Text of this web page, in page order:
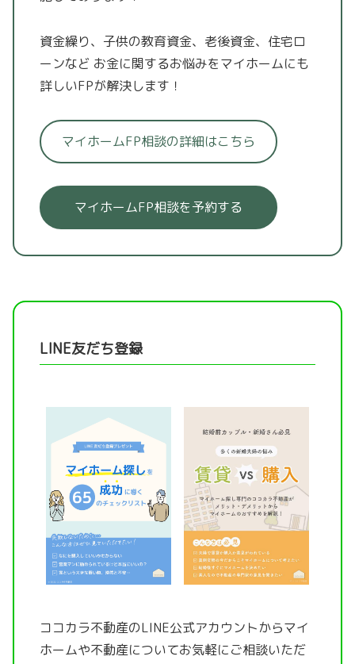
資金繰り、子供の教育資金、老後資金、住宅ロ
ーンなど お金に関するお悩みをマイホームにも
詳しいFPが解決します！
マイホームFP相談の詳細はこちら
マイホームFP相談を予約する
LINE友だち登録
ココカラ不動産のLINE公式アカウントからマイ
ホームや不動産についてお気軽にご相談いただ